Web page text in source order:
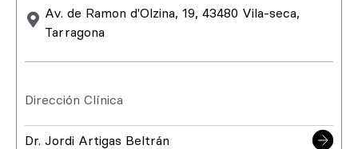
Av. de Ramon d'Olzina, 19, 43480 Vila-seca,
Tarragona
Dirección Clínica
Dr. Jordi Artigas Beltrán